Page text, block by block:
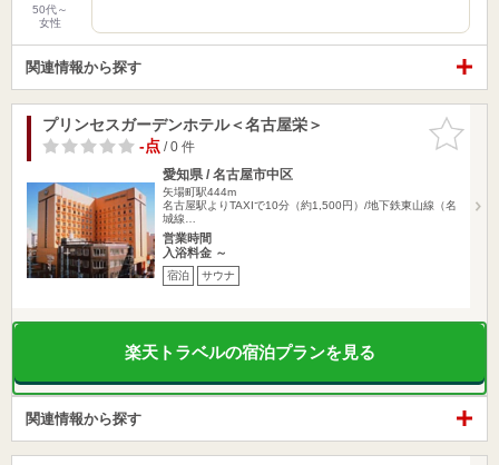
50代～
女性
関連情報から探す
お気に入
りに追加
プリンセスガーデンホテル＜名古屋栄＞
-点/ 0 件
愛知県 / 名古屋市中区
矢場町駅444m
名古屋駅よりTAXIで10分（約1,500円）/地下鉄東山線（名
城線…
営業時間
入浴料金 ～
宿泊 サウナ
楽天トラベルの宿泊プランを見る
関連情報から探す